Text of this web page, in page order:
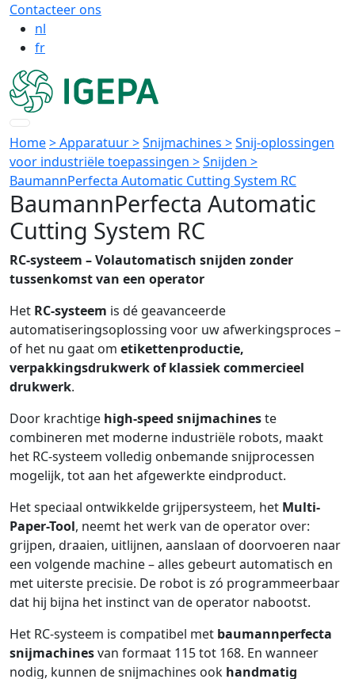
Contacteer ons
nl
fr
Home> Apparatuur >Snijmachines >Snij-oplossingen
voor industriële toepassingen >Snijden >
BaumannPerfecta Automatic Cutting System RC
BaumannPerfecta Automatic
Cutting System RC
RC-systeem – Volautomatisch snijden zonder
tussenkomst van een operator
Het RC-systeem is dé geavanceerde
automatiseringsoplossing voor uw afwerkingsproces –
of het nu gaat om etikettenproductie,
verpakkingsdrukwerk of klassiek commercieel
drukwerk.
Door krachtige high-speed snijmachineste
combineren met moderne industriële robots, maakt
het RC-systeem volledig onbemande snijprocessen
mogelijk, tot aan het afgewerkte eindproduct.
Het speciaal ontwikkelde grijpersysteem, het Multi-
Paper-Tool, neemt het werk van de operator over:
grijpen, draaien, uitlijnen, aanslaan of doorvoeren naar
een volgende machine – alles gebeurt automatisch en
met uiterste precisie. De robot is zó programmeerbaar
dat hij bijna het instinct van de operator nabootst.
Het RC-systeem is compatibel met baumannperfecta
snijmachinesvan formaat 115 tot 168. En wanneer
nodig, kunnen de snijmachines ook handmatig